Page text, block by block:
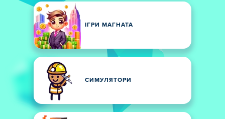
ІГРИ МАГНАТА
СИМУЛЯТОРИ